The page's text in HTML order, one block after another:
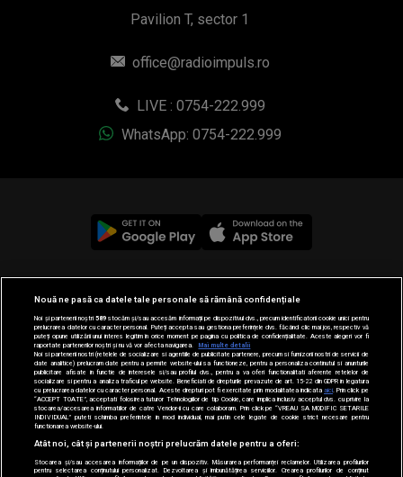
Pavilion T, sector 1
office@radioimpuls.ro
LIVE : 0754-222.999
WhatsApp: 0754-222.999
© 2019-2026 DOGAN MEDIA INTERNATIONAL SA, Toate
drepturile rezervate.
Nouă ne pasă ca datele tale personale să rămână confidențiale
Noi și partenerii noștri589stocăm și/sau accesăm informații pe dispozitivul dvs., precum identificatorii cookie unici pentru
prelucrarea datelor cu caracter personal. Puteți accepta sau gestiona preferințele dvs. făcând clic mai jos, respectiv vă
puteți opune utilizării unui interes legitim în orice moment pe pagina cu politica de confidențialitate. Aceste alegeri vor fi
raportate partenerilor noștri și nu vă vor afecta navigarea.
Mai multe detalii
Noi si partenerii nostri (retelele de socializare si agentiile de publicitate partenere, precum si furnizorii nostri de servicii de
date analitice) prelucram date pentru a permite website-ului sa functioneze, pentru a personaliza continutul si anunturile
publicitare afisate in functie de interesele si/sau profilul dvs., pentru a va oferi functionalitati aferente retelelor de
socializare si pentru a analiza traficul pe website. Beneficiati de drepturile prevazute de art. 15-22 din GDPR in legatura
cu prelucrarea datelor cu caracter personal. Aceste drepturi pot fi exercitate prin modalitatea indicataaici . Prin click pe
“ACCEPT TOATE”, acceptati folosirea tuturor Tehnologiilor de tip Cookie, care implica inclusiv acceptul dvs. cu privire la
stocarea/accesarea informatiilor de catre Vendor-ii cu care colaboram. Prin click pe “VREAU SA MODIFIC SETARILE
INDIVIDUAL” puteti schimba preferintele in mod individual, mai putin cele legate de cookie strict necesare pentru
functionarea website-ului.
Atât noi, cât și partenerii noștri prelucrăm datele pentru a oferi:
Stocarea și/sau accesarea informațiilor de pe un dispozitiv. Măsurarea performanței reclamelor. Utilizarea profilurilor
pentru selectarea conținutului personalizat. Dezvoltarea și îmbunătățirea serviciilor. Crearea profilurilor de conținut